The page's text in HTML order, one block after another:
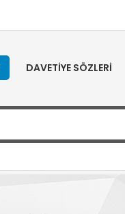
DAVETIYE SÖZLERI